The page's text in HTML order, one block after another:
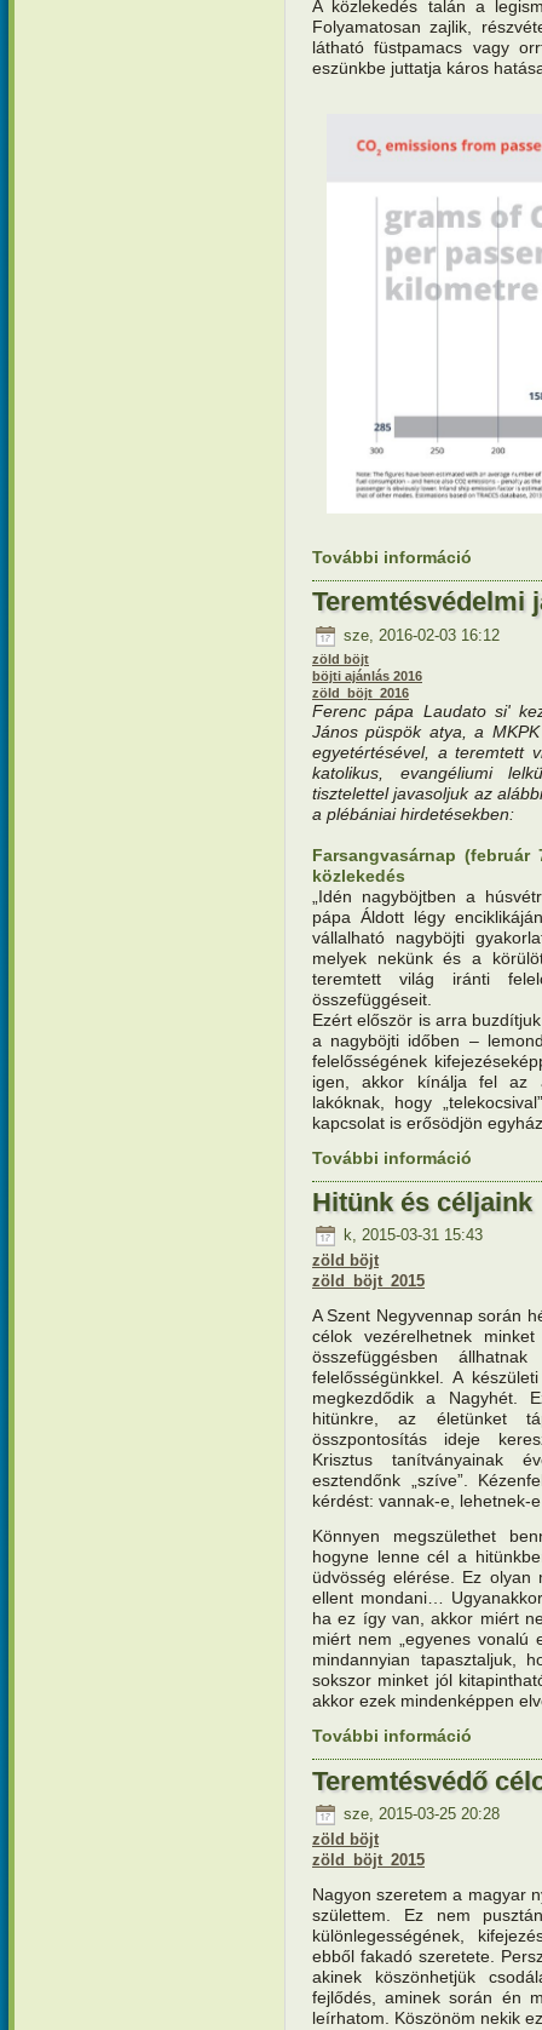
A közlekedés talán a
Folyamatosan zajlik,
látható füstpamacs vagy
eszünkbe juttatja káros
További információ
Teremtésvédelmi
sze, 2016-02-03 16:12
zöld böjt
böjti ajánlás 2016
zöld_böjt_2016
Ferenc pápa Laudato si'
János püspök atya, a
egyetértésével, a teremtett
katolikus, evangéliumi
tisztelettel javasoljuk az
a plébániai hirdetésekben:
Farsangvasárnap
közlekedés
„Idén nagyböjtben a
pápa Áldott légy
vállalható nagyböjti
melyek nekünk és a
teremtett világ iránti
összefüggéseit.
Ezért először is arra
a nagyböjti időben –
felelősségének
igen, akkor kínálja fel az
lakóknak, hogy
kapcsolat is erősödjön
További információ
Hitünk és céljaink
k, 2015-03-31 15:43
zöld böjt
zöld_böjt_2015
A Szent Negyvennap során
célok vezérelhetnek
összefüggésben
felelősségünkkel. A
megkezdődik a Nagyhét.
hitünkre, az életünket
összpontosítás ideje
Krisztus tanítványainak
esztendőnk „szíve”.
kérdést: vannak-e, lehetnek-
Könnyen megszülethet
hogyne lenne cél a
üdvösség elérése. Ez olyan
ellent mondani…
ha ez így van, akkor miért
miért nem „egyenes vonalú
mindannyian tapasztaljuk,
sokszor minket jól
akkor ezek mindenképpen
További információ
Teremtésvédő
sze, 2015-03-25 20:28
zöld böjt
zöld_böjt_2015
Nagyon szeretem a magyar
születtem. Ez nem
különlegességének,
ebből fakadó szeretete.
akinek köszönhetjük
fejlődés, aminek során én
leírhatom. Köszönöm nekik